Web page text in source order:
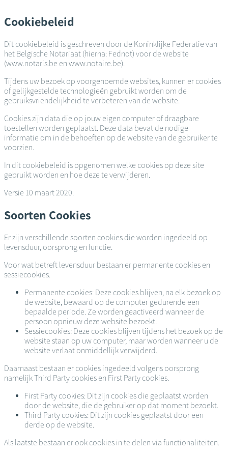
en
naar
inhoud
gaan
Cookiebeleid
Dit cookiebeleid is geschreven door de Koninklijke Federatie van
het Belgische Notariaat (hierna: Fednot) voor de website
(www.notaris.be en www.notaire.be).
Tijdens uw bezoek op voorgenoemde websites, kunnen er cookies
of gelijkgestelde technologieën gebruikt worden om de
gebruiksvriendelijkheid te verbeteren van de website.
Cookies zijn data die op jouw eigen computer of draagbare
toestellen worden geplaatst. Deze data bevat de nodige
informatie om in de behoeften op de website van de gebruiker te
voorzien.
In dit cookiebeleid is opgenomen welke cookies op deze site
gebruikt worden en hoe deze te verwijderen.
Versie 10 maart 2020.
Soorten Cookies
Er zijn verschillende soorten cookies die worden ingedeeld op
levensduur, oorsprong en functie.
Voor wat betreft levensduur bestaan er permanente cookies en
sessiecookies.
Permanente cookies: Deze cookies blijven, na elk bezoek op
de website, bewaard op de computer gedurende een
bepaalde periode. Ze worden geactiveerd wanneer de
persoon opnieuw deze website bezoekt.
Sessiecookies: Deze cookies blijven tijdens het bezoek op de
website staan op uw computer, maar worden wanneer u de
website verlaat onmiddellijk verwijderd.
Daarnaast bestaan er cookies ingedeeld volgens oorsprong
namelijk Third Party cookies en First Party cookies.
First Party cookies: Dit zijn cookies die geplaatst worden
door de website, die de gebruiker op dat moment bezoekt.
Third Party cookies: Dit zijn cookies geplaatst door een
derde op de website.
Als laatste bestaan er ook cookies in te delen via functionaliteiten.